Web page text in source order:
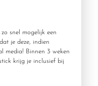
zo snel mogelijk een
je deze, indien
media! Binnen 3 weken
krijg je inclusief bij